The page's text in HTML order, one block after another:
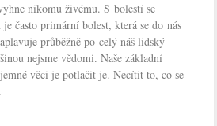
nikomu živému. S bolestí se
často primární bolest, která se do nás
průběžně po celý náš lidský
nejsme vědomi. Naše základní
věci je potlačit je. Necítit to, co se